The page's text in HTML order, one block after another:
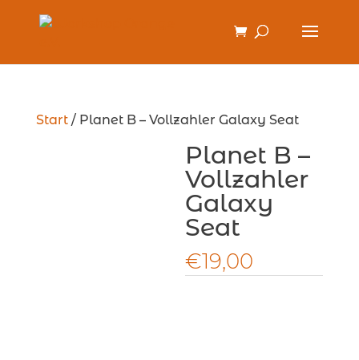
Start/ Planet B – Vollzahler Galaxy Seat
Planet B –
Vollzahler
Galaxy
Seat
€19,00